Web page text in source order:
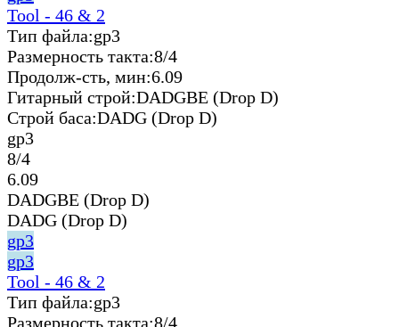
Tool - 46 & 2
Тип файла:gp3
Размерность такта:8/4
Продолж-сть, мин:6.09
Гитарный строй:DADGBE (Drop D)
Строй баса:DADG (Drop D)
gp3
8/4
6.09
DADGBE (Drop D)
DADG (Drop D)
gp3
gp3
Tool - 46 & 2
Тип файла:gp3
Размерность такта:8/4